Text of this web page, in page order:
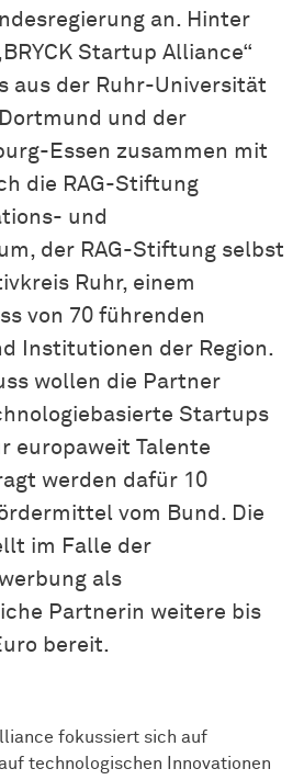
an. Hinter
Startup Alliance“
aus der Ruhr-Universität
und der
Essen zusammen mit
die RAG-Stiftung
und
der RAG-Stiftung selbst
Ruhr, einem
von 70 führenden
Institutionen der Region.
wollen die Partner
Startups
europaweit Talente
werden dafür 10
vom Bund. Die
im Falle der
als
Partnerin weitere bis
bereit.
fokussiert sich auf
technologischen Innovationen